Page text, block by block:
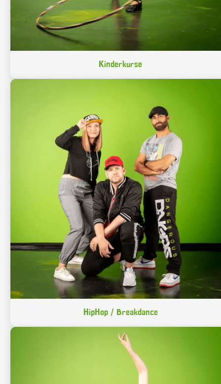
Kinderkurse
HipHop / Breakdance